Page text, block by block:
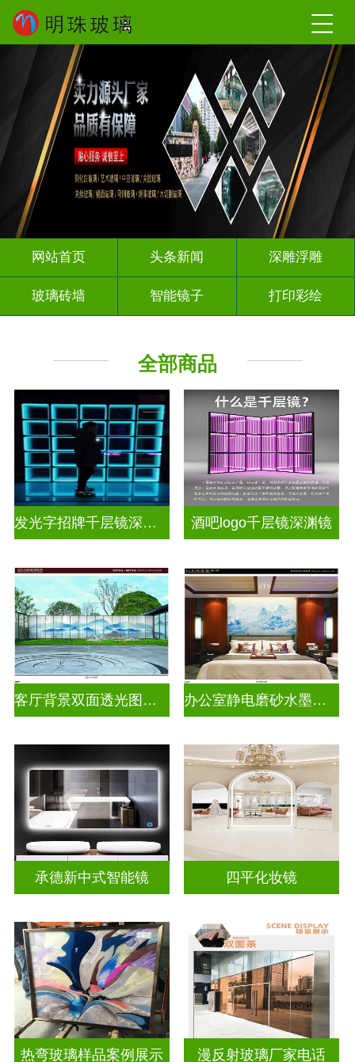
网站首页 头条新闻 深雕浮雕
玻璃砖墙 智能镜子 打印彩绘
全部商品
发光字招牌千层镜深渊镜 酒吧logo千层镜深渊镜
客厅背景双面透光图案水墨画玻璃 办公室静电磨砂水墨山水画玻璃
承德新中式智能镜 四平化妆镜
热弯玻璃样品案例展示 漫反射玻璃厂家电话